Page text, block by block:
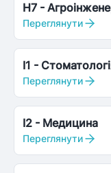
H7 -
Переглянути
I1 -
Переглянути
I2 - Медицина
Переглянути